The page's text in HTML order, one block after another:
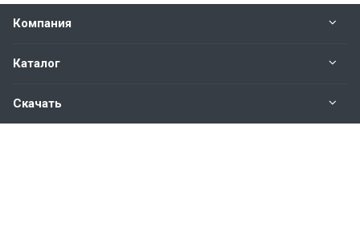
Компания
Каталог
Скачать